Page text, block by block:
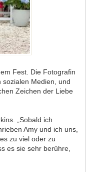
Fest. Die Fotografin
Medien, und
Zeichen der Liebe
„Sobald ich
Amy und ich uns,
zu viel oder zu
es sie sehr berühre,